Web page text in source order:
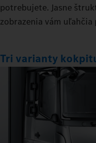
potrebujete. Jasne
zobrazenia vám
Tri varianty